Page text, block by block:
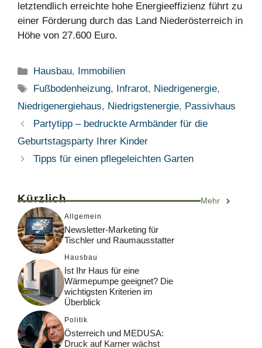
letztendlich erreichte hohe Energieeffizienz führt zu
einer Förderung durch das Land Niederösterreich in
Höhe von 27.600 Euro.
Kategorien
Hausbau,
Immobilien
Schlagwörter
Fußbodenheizung, Infrarot, Niedrigenergie,
Niedrigenergiehaus, Niedrigstenergie, Passivhaus
Partytipp – bedruckte Armbänder für die
Geburtstagsparty Ihrer Kinder
Tipps für einen pflegeleichten Garten
Kürzlich Mehr
Allgemein
Newsletter-Marketing für
Tischler und Raumausstatter
Hausbau
Ist Ihr Haus für eine
Wärmepumpe geeignet? Die
wichtigsten Kriterien im
Überblick
Politik
Österreich und MEDUSA:
Druck auf Karner wächst